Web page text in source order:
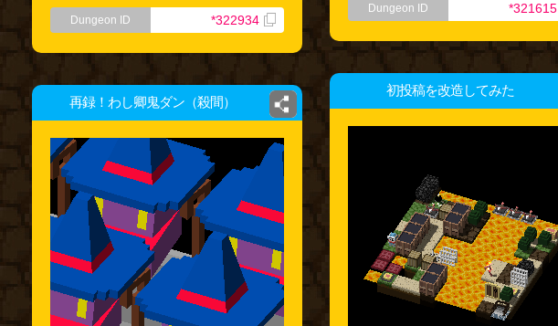
Dungeon ID *322934
Dungeon ID *321615
初投稿を改造してみた
再録！わし卿鬼ダン（殺間）